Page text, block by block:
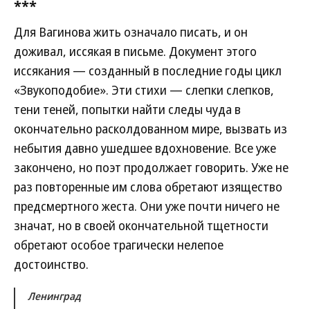
***
Для Вагинова жить означало писать, и он
доживал, иссякая в письме. Документ этого
иссякания — созданный в последние годы цикл
«Звукоподобие». Эти стихи — слепки слепков,
тени теней, попытки найти следы чуда в
окончательно расколдованном мире, вызвать из
небытия давно ушедшее вдохновение. Все уже
закончено, но поэт продолжает говорить. Уже не
раз повторенные им слова обретают изящество
предсмертного жеста. Они уже почти ничего не
значат, но в своей окончательной тщетности
обретают особое трагически нелепое
достоинство.
Ленинград